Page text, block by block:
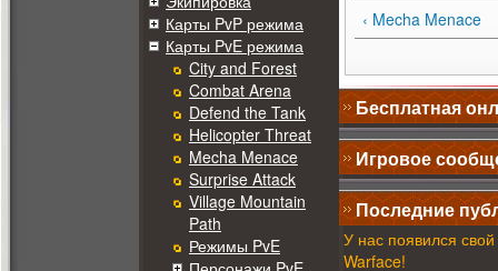
Карты PvP режима
Карты PvE режима
City and Forest
Combat Arena
Defend the Tank
Helicopter Threat
Mecha Menace
Surprise Attack
Village Mountain
Path
Режимы PvE
‹ Mecha Menace
Бесплатная
Игровое
Последние
У нас появился
Warface!